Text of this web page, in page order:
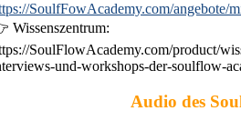
SoulfFowAcademy.com/angebote/
Wissenszentrum:
SoulFlowAcademy.com/product/
und-workshops-der-soulflow-
Audio des